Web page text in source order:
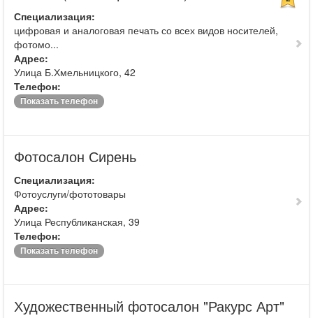
Специализация:
цифровая и аналоговая печать со всех видов носителей,
фотомо...
Адрес:
Улица Б.Хмельницкого, 42
Телефон:
Показать телефон
Фотосалон Сирень
Специализация:
Фотоуслуги/фототовары
Адрес:
Улица Республиканская, 39
Телефон:
Показать телефон
Художественный фотосалон "Ракурс Арт"